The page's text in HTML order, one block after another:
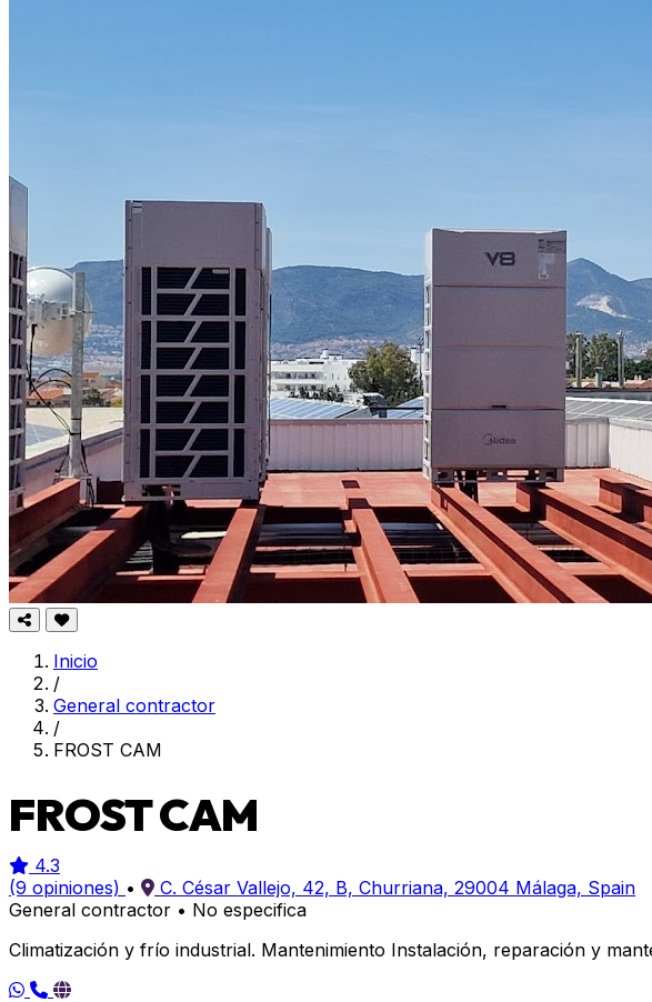
Inicio
/
General contractor
/
FROST CAM
FROST CAM
4.3
(9 opiniones) •
C. César Vallejo, 42, B, Churriana, 29004 Málaga, Spain
General contractor • No especifica
Climatización y frío industrial. Mantenimiento Instalación, reparación y